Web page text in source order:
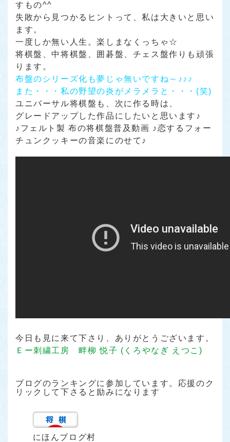
すもの^^
失敗から見つかるヒントって、私は大きいと思い
ます。
一度しか無い人生。楽しまなくっちゃ☆
将棋盤、中将棋盤、囲碁盤、チェス盤作りも頑張
ります。
布盤のシリーズ化も夢じゃ無いですね～♪♪♪
また・・・私の野望の炎がメラメラと・・・(笑)
ユニバーサル将棋盤も、次に作る時は、
グレードアップした作品にしたいと思います♪
♪フェルト製 布の将棋盤普及動画 ♪恋するフォー
チュンクッキーの音楽にのせて♪
今日も見に来て下さり、ありがとうございます。
Ｅー刺繍工房 畔柳 悦子 (くろやなぎ えつこ)
ブログのランキングに参加しています。応援のク
リックして下さると励みになります
にほんブログ村